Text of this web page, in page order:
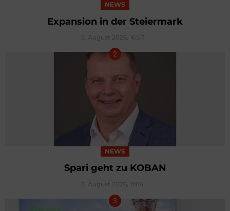
NEWS
Expansion in der Steiermark
5. August 2026, 16:57
NEWS
Spari geht zu KOBAN
3. August 2026, 11:04